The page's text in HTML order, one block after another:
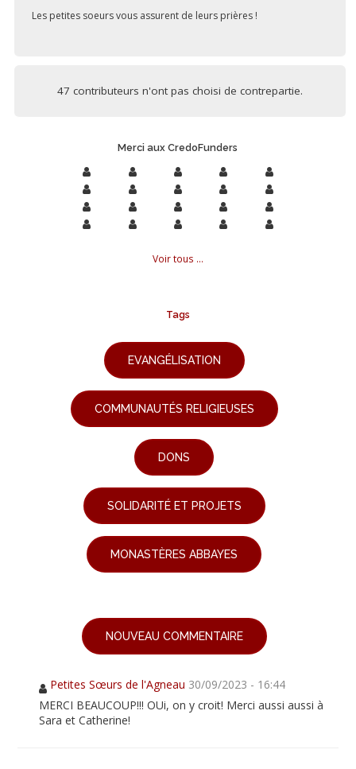
Les petites soeurs vous assurent de leurs prières !
47 contributeurs n'ont pas choisi de contrepartie.
Merci aux CredoFunders
Voir tous ...
Tags
EVANGÉLISATION
COMMUNAUTÉS RELIGIEUSES
DONS
SOLIDARITÉ ET PROJETS
MONASTÈRES ABBAYES
NOUVEAU COMMENTAIRE
Petites Sœurs de l'Agneau 30/09/2023 - 16:44
MERCI BEAUCOUP!!! OUi, on y croit! Merci aussi aussi à
Sara et Catherine!